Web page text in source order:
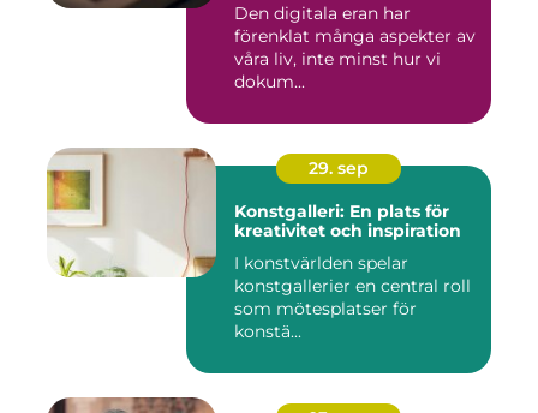
Den digitala eran har
förenklat många aspekter av
våra liv, inte minst hur vi
dokum...
29. sep
Konstgalleri: En plats för
kreativitet och inspiration
I konstvärlden spelar
konstgallerier en central roll
som mötesplatser för
konstä...